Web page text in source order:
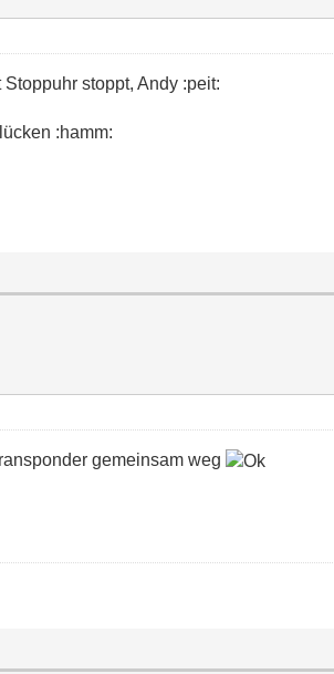
stoppt, Andy :peit:
:hamm:
gemeinsam weg